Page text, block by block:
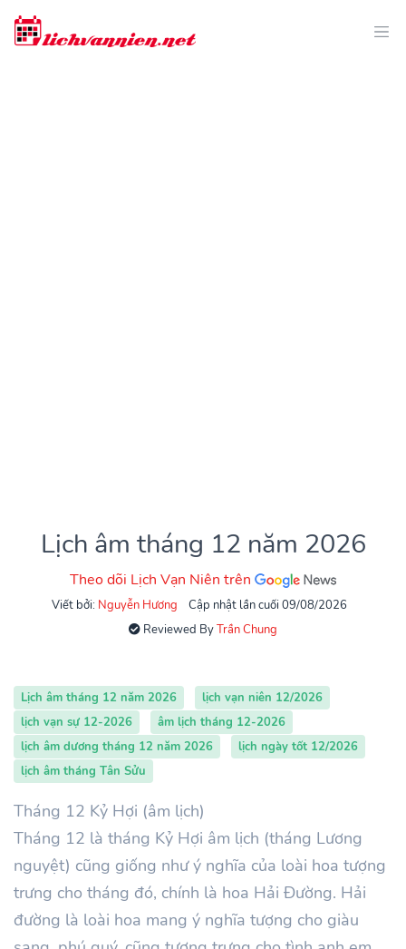
Lịch âm tháng 12 năm 2026
Theo dõi Lịch Vạn Niên trên
Viết bởi: Nguyễn Hương
Cập nhật lần cuối 09/08/2026
Reviewed ByTrần Chung
Lịch âm tháng 12 năm 2026
lịch vạn niên 12/2026
lịch vạn sự 12-2026
âm lịch tháng 12-2026
lịch âm dương tháng 12 năm 2026
lịch ngày tốt 12/2026
lịch âm tháng Tân Sửu
Tháng 12 Kỷ Hợi (âm lịch)
Tháng 12 là tháng Kỷ Hợi âm lịch (tháng Lương
nguyệt) cũng giống như ý nghĩa của loài hoa tượng
trưng cho tháng đó, chính là hoa Hải Đường. Hải
đường là loài hoa mang ý nghĩa tượng cho giàu